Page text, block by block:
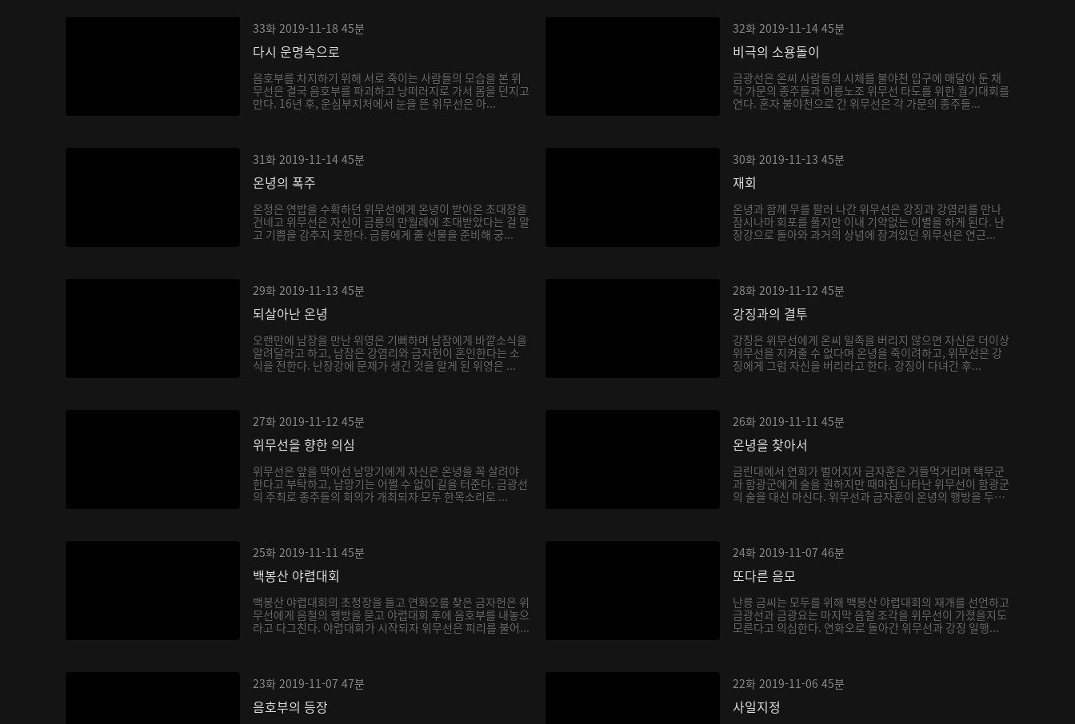
33화 2019-11-18 45분
다시 운명속으로
음호부를 차지하기 위해 서로 죽이는 사람들의 모습을 본 위
무선은 결국 음호부를 파괴하고 낭떠러지로 가서 몸을 던지고
만다. 16년 후, 운심부지처에서 눈을 뜬 위무선은 아...
32화 2019-11-14 45분
비극의 소용돌이
금광선은 온씨 사람들의 시체를 불야천 입구에 매달아 둔 채
각 가문의 종주들과 이릉노조 위무선 타도를 위한 궐기대회를
연다. 혼자 불야천으로 간 위무선은 각 가문의 종주들...
31화 2019-11-14 45분
온녕의 폭주
온정은 연밥을 수확하던 위무선에게 온녕이 받아온 초대장을
건네고 위무선은 자신이 금릉의 만월례에 초대받았다는 걸 알
고 기쁨을 감추지 못한다. 금릉에게 줄 선물을 준비해 궁...
30화 2019-11-13 45분
재회
온녕과 함께 무를 팔러 나간 위무선은 강징과 강염리를 만나
잠시나마 회포를 풀지만 이내 기약없는 이별을 하게 된다. 난
장강으로 돌아와 과거의 상념에 잠겨있던 위무선은 연근...
29화 2019-11-13 45분
되살아난 온녕
오랜만에 남장을 만난 위영은 기뻐하며 남잠에게 바깥소식을
알려달라고 하고, 남잠은 강염리와 금자헌이 혼인한다는 소
식을 전한다. 난장강에 문제가 생긴 것을 알게 된 위영은 ...
28화 2019-11-12 45분
강징과의 결투
강징은 위무선에게 온씨 일족을 버리지 않으면 자신은 더이상
위무선을 지켜줄 수 없다며 온녕을 죽이려하고, 위무선은 강
징에게 그럼 자신을 버리라고 한다. 강징이 다녀간 후...
27화 2019-11-12 45분
위무선을 향한 의심
위무선은 앞을 막아선 남망기에게 자신은 온녕을 꼭 살려야
한다고 부탁하고, 남망기는 어쩔 수 없이 길을 터준다. 금광선
의 주최로 종주들의 회의가 개최되자 모두 한목소리로 ...
26화 2019-11-11 45분
온녕을 찾아서
금린대에서 연회가 벌어지자 금자훈은 거들먹거리며 택무군
과 함광군에게 술을 권하지만 때마침 나타난 위무선이 함광군
의 술을 대신 마신다. 위무선과 금자훈이 온녕의 행방을 두
25화 2019-11-11 45분
백봉산 야렵대회
백봉산 야렵대회의 초청장을 들고 연화오를 찾은 금자헌은 위
무선에게 음철의 행방을 묻고 야렵대회 후에 음호부를 내놓으
라고 다그친다. 야렵대회가 시작되자 위무선은 피리를 불어...
24화 2019-11-07 46분
또다른 음모
난릉 금씨는 모두를 위해 백봉산 야렵대회의 재개를 선언하고
금광선과 금광요는 마지막 음철 조각을 위무선이 가졌을지도
모른다고 의심한다. 연화오로 돌아간 위무선과 강징 일행...
23화 2019-11-07 47분
음호부의 등장
22화 2019-11-06 45분
사일지정